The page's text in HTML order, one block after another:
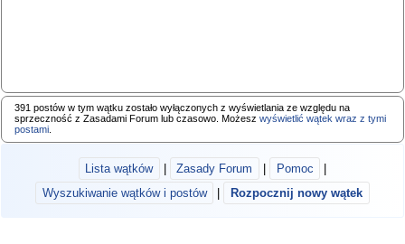
391 postów w tym wątku zostało wyłączonych z wyświetlania ze względu na
sprzeczność z Zasadami Forum lub czasowo. Możeszwyświetlić wątek wraz z tymi
postami
Lista wątków Zasady Forum Pomoc
Wyszukiwanie wątków i postów
Rozpocznij nowy wątek